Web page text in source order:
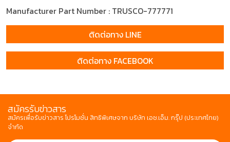
Manufacturer Part Number : TRUSCO-777771
ติดต่อทาง LINE
ติดต่อทาง FACEBOOK
สมัครรับข่าวสาร
สมัครเพื่อรับข่าวสาร โปรโมชั่น สิทธิพิเศษจาก บริษัท เอช.เอ็ม. กรุ๊ป (ประเทศไทย)
จำกัด